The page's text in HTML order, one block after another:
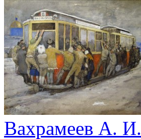
Вахрамеев А. И.